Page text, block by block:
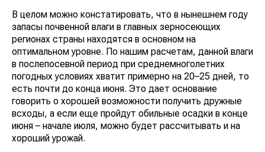
В целом можно констатировать, что в нынешнем году
запасы почвенной влаги в главных зерносеющих
регионах страны находятся в основном на
оптимальном уровне. По нашим расчетам, данной влаги
в послепосевной период при среднемноголетних
погодных условиях хватит примерно на 20–25 дней, то
есть почти до конца июня. Это дает основание
говорить о хорошей возможности получить дружные
всходы, а если еще пройдут обильные осадки в конце
июня – начале июля, можно будет рассчитывать и на
хороший урожай.